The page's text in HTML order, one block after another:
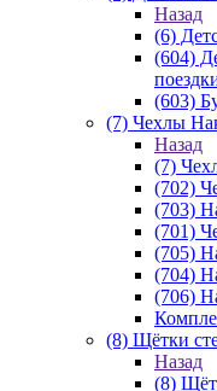
Назад
(6)
(604)
(603)
(7) Чехлы
Назад
(7)
(702)
(703)
(701)
(705)
(704)
(706)
(8) Щётки
Назад
(8)